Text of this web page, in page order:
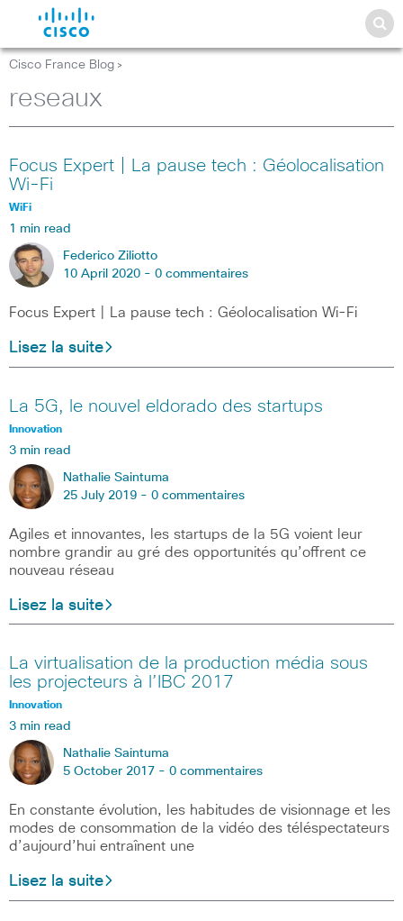
Cisco France Blog >
reseaux
Focus Expert | La pause tech : Géolocalisation
Wi-Fi
WiFi
1 min read
Federico Ziliotto
10 April 2020 - 0 commentaires
Focus Expert | La pause tech : Géolocalisation Wi-Fi
Lisez la suite
La 5G, le nouvel eldorado des startups
Innovation
3 min read
Nathalie Saintuma
25 July 2019 - 0 commentaires
Agiles et innovantes, les startups de la 5G voient leur
nombre grandir au gré des opportunités qu’offrent ce
nouveau réseau
Lisez la suite
La virtualisation de la production média sous
les projecteurs à l’IBC 2017
Innovation
3 min read
Nathalie Saintuma
5 October 2017 - 0 commentaires
En constante évolution, les habitudes de visionnage et les
modes de consommation de la vidéo des téléspectateurs
d’aujourd’hui entraînent une
Lisez la suite